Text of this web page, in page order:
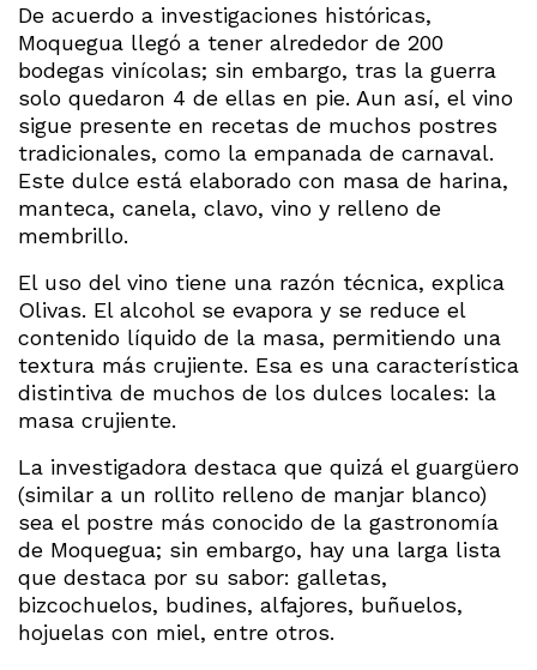
De acuerdo a investigaciones históricas,
Moquegua llegó a tener alrededor de 200
bodegas vinícolas; sin embargo, tras la guerra
solo quedaron 4 de ellas en pie. Aun así, el vino
sigue presente en recetas de muchos postres
tradicionales, como la empanada de carnaval.
Este dulce está elaborado con masa de harina,
manteca, canela, clavo, vino y relleno de
membrillo.
El uso del vino tiene una razón técnica, explica
Olivas. El alcohol se evapora y se reduce el
contenido líquido de la masa, permitiendo una
textura más crujiente. Esa es una característica
distintiva de muchos de los dulces locales: la
masa crujiente.
La investigadora destaca que quizá el guargüero
(similar a un rollito relleno de manjar blanco)
sea el postre más conocido de la gastronomía
de Moquegua; sin embargo, hay una larga lista
que destaca por su sabor: galletas,
bizcochuelos, budines, alfajores, buñuelos,
hojuelas con miel, entre otros.